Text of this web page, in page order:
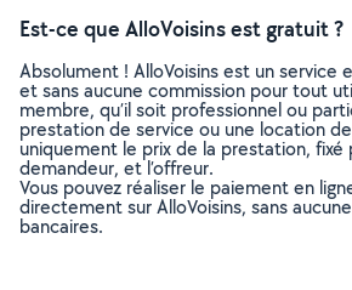
Est-ce que AlloVoisins est gratuit ?
Absolument ! AlloVoisins est un service
et sans aucune commission pour tout
membre, qu’il soit professionnel ou
prestation de service ou une location
uniquement le prix de la prestation, fixé
demandeur, et l’offreur.
Vous pouvez réaliser le paiement en
directement sur AlloVoisins, sans
bancaires.